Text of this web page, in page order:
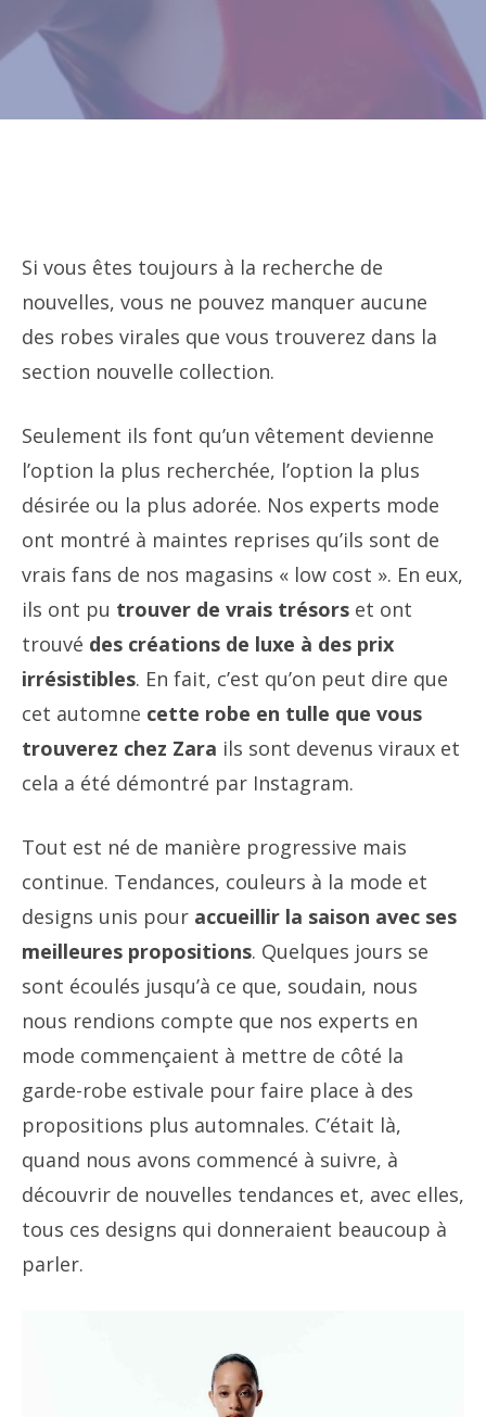
Si vous êtes toujours à la recherche de
nouvelles, vous ne pouvez manquer aucune
des robes virales que vous trouverez dans la
section nouvelle collection.
Seulement ils font qu’un vêtement devienne
l’option la plus recherchée, l’option la plus
désirée ou la plus adorée. Nos experts mode
ont montré à maintes reprises qu’ils sont de
vrais fans de nos magasins « low cost ». En eux,
ils ont pu trouver de vrais trésors et ont
trouvé des créations de luxe à des prix
irrésistibles. En fait, c’est qu’on peut dire que
cet automne cette robe en tulle que vous
trouverez chez Zara ils sont devenus viraux et
cela a été démontré par Instagram.
Tout est né de manière progressive mais
continue. Tendances, couleurs à la mode et
designs unis pour accueillir la saison avec ses
meilleures propositions. Quelques jours se
sont écoulés jusqu’à ce que, soudain, nous
nous rendions compte que nos experts en
mode commençaient à mettre de côté la
garde-robe estivale pour faire place à des
propositions plus automnales. C’était là,
quand nous avons commencé à suivre, à
découvrir de nouvelles tendances et, avec elles,
tous ces designs qui donneraient beaucoup à
parler.